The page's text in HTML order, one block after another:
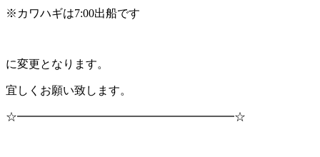
※カワハギは7:00出船です
に変更となります。
宜しくお願い致します。
☆━━━━━━━━━━━━━━━━━━━☆